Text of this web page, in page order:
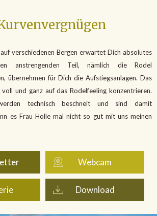
verschiedenen Bergen erwartet Dich absolutes
anstrengenden Teil, nämlich die Rodel
übernehmen für Dich die Aufstiegsanlagen. Das
und ganz auf das Rodelfeeling konzentrieren.
technisch beschneit und sind damit
es Frau Holle mal nicht so gut mit uns meinen
Webcam
Download